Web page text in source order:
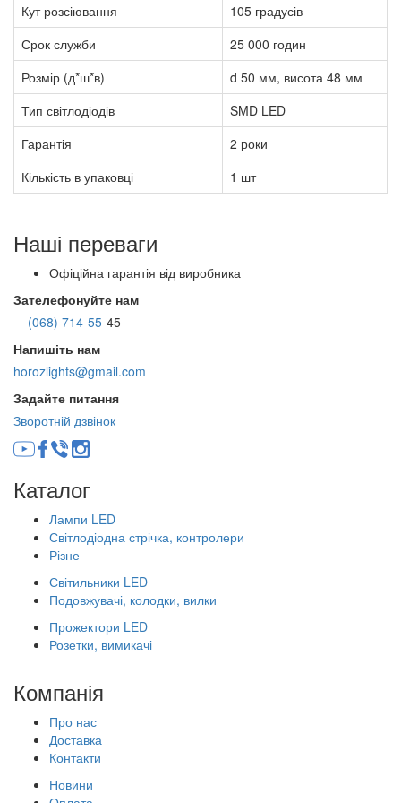
Кут розсіювання
105 градусів
Срок служби
25 000 годин
Розмір (д*ш*в)
d 50 мм, висота 48 мм
Тип світлодіодів
SMD LED
Гарантія
2 роки
Кількість в упаковці
1 шт
Наші переваги
Офіційна гарантія від виробника
Зателефонуйте нам
(068) 714-55-45
Напишіть нам
horozlights@gmail.com
Задайте питання
Зворотній дзвінок
Каталог
Лампи LED
Світлодіодна стрічка, контролери
Різне
Світильники LED
Подовжувачі, колодки, вилки
Прожектори LED
Розетки, вимикачі
Компанія
Про нас
Доставка
Контакти
Новини